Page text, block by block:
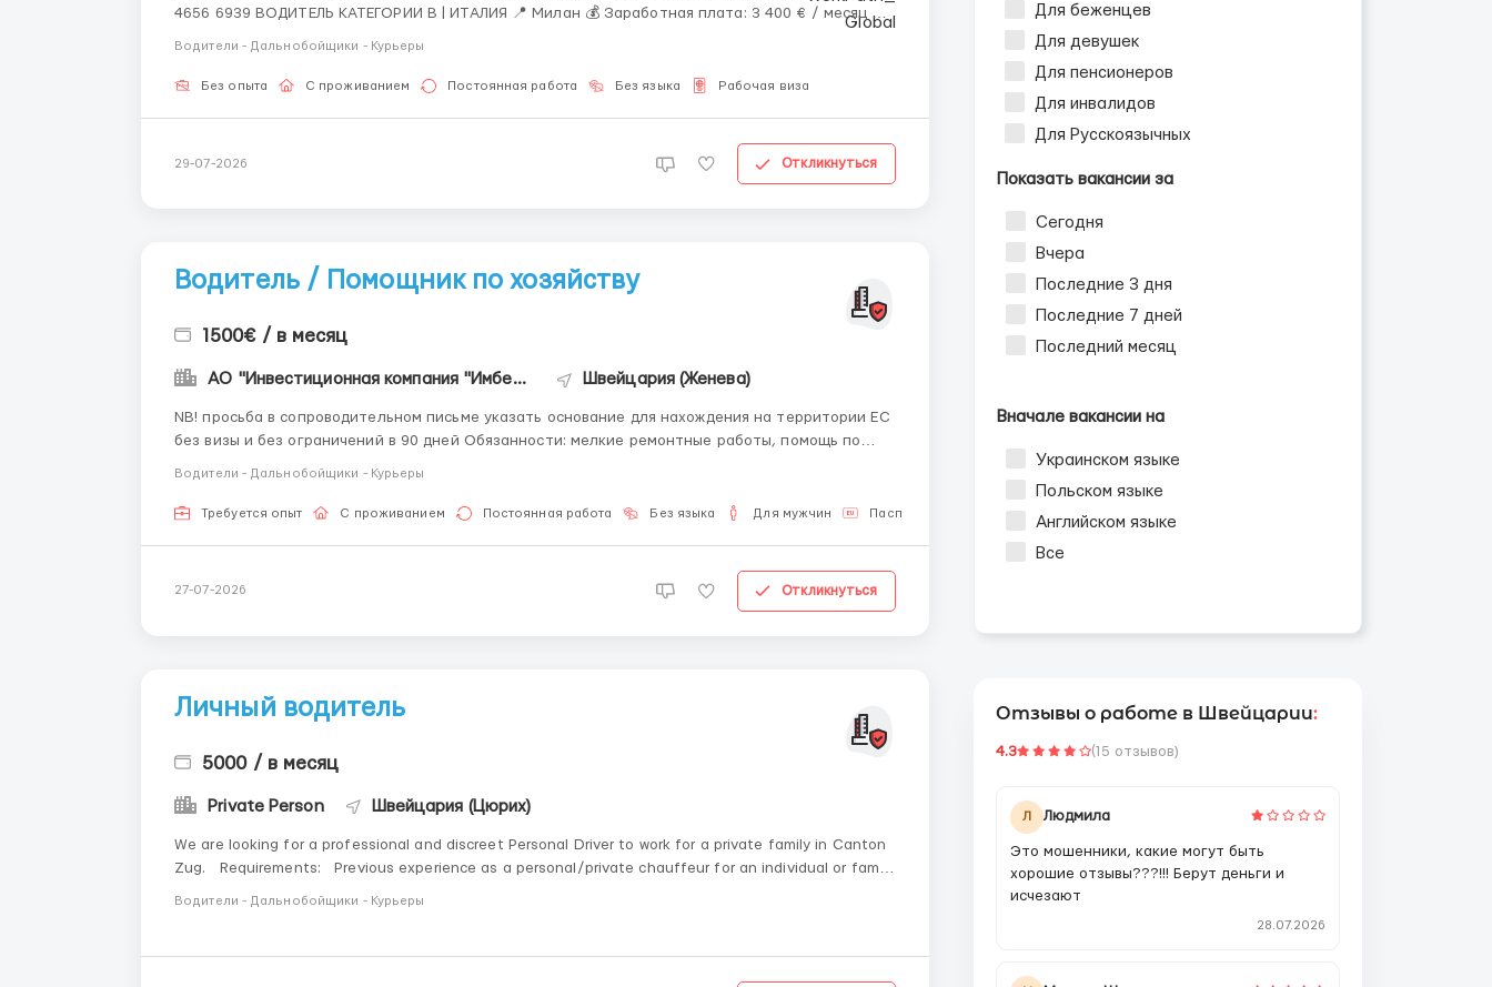
4656 6939 ВОДИТЕЛЬ КАТЕГОРИИ B | ИТАЛИЯ 📍 Милан 💰 Заработная плата: 3 400 € / месяц 🕒
График работы: 5/2 08:00–17:00 Итальянская логистическая компания приглашает водителей
Водители - Дальнобойщики - Курьеры
Без опыта С проживанием Постоянная работа Без языка Рабочая виза
29-07-2026 Откликнуться
Водитель / Помощник по хозяйству
1500€ / в месяц
АО "Инвестиционная компания "Имбера" Швейцария (Женева)
NB! просьба в сопроводительном письме указать основание для нахождения на территории ЕС
без визы и без ограничений в 90 дней Обязанности: мелкие ремонтные работы, помощь по
Водители - Дальнобойщики - Курьеры
Требуется опыт С проживанием Постоянная работа Без языка Для мужчин Паспорт ЕС
27-07-2026 Откликнуться
Личный водитель
5000 / в месяц
Private Person Швейцария (Цюрих)
We are looking for a professional and discreet Personal Driver to work for a private family in Canton
Zug. Requirements: Previous experience as a personal/private chauffeur for an individual or family
Водители - Дальнобойщики - Курьеры
Для беженцев
Для девушек
Для пенсионеров
Для инвалидов
Для Русскоязычных
Показать вакансии за
Сегодня
Вчера
Последние 3 дня
Последние 7 дней
Последний месяц
Вначале вакансии на
Украинском языке
Польском языке
Английском языке
Все
Отзывы о работе в Швейцарии:
4.3 (15 отзывов)
Л Людмила
Это мошенники, какие могут быть
хорошие отзывы???!!! Берут деньги и
исчезают
28.07.2026